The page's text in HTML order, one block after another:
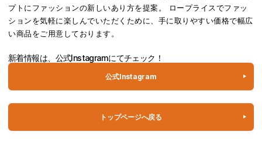
プトにファッションの新しいあり方を提案。 ロープライスでファッ
ションを気軽に楽しんでいただくために、手に取りやすい価格で幅広
い商品をご用意しております。
新着情報は、公式Instagramにてチェック！
公式Instagram
トップページへ戻る